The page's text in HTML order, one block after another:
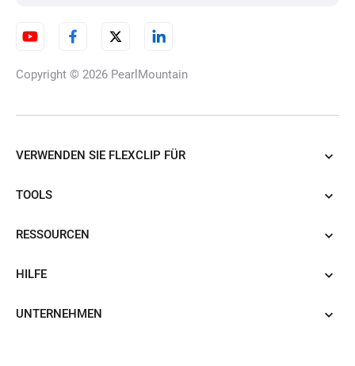
Copyright © 2026 PearlMountain
VERWENDEN SIE FLEXCLIP FÜR
TOOLS
RESSOURCEN
HILFE
UNTERNEHMEN